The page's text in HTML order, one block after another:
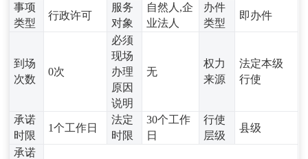
事项
类型
行政许可
服务
对象
自然人,企
业法人
办件
类型
即办件
到场
次数
0次
必须
现场
办理
原因
说明
无
权力
来源
法定本级
行使
承诺
时限
1个工作日
法定
时限
30个工作
日
行使
层级
县级
承诺